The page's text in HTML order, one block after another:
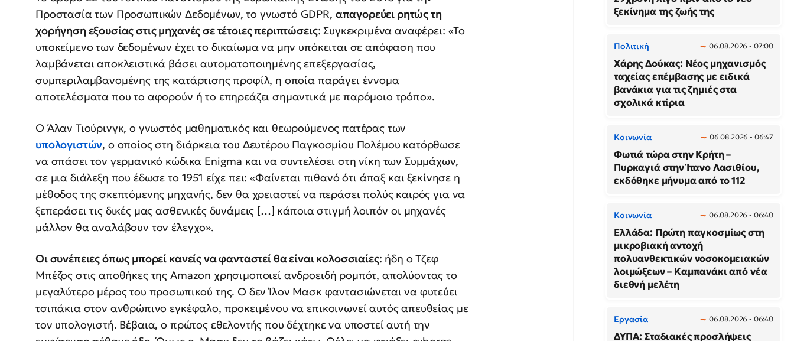
Προστασία των Προσωπικών Δεδομένων, το γνωστό GDPR, απαγορεύει ρητώς τη
χορήγηση εξουσίας στις μηχανές σε τέτοιες περιπτώσεις: Συγκεκριμένα αναφέρει: «Το
υποκείμενο των δεδομένων έχει το δικαίωμα να μην υπόκειται σε απόφαση που
λαμβάνεται αποκλειστικά βάσει αυτοματοποιημένης επεξεργασίας,
συμπεριλαμβανομένης της κατάρτισης προφίλ, η οποία παράγει έννομα
αποτελέσματα που το αφορούν ή το επηρεάζει σημαντικά με παρόμοιο τρόπο».
Ο Άλαν Τιούρινγκ, ο γνωστός μαθηματικός και θεωρούμενος πατέρας των
υπολογιστών, ο οποίος στη διάρκεια του Δευτέρου Παγκοσμίου Πολέμου κατόρθωσε
να σπάσει τον γερμανικό κώδικα Enigma και να συντελέσει στη νίκη των Συμμάχων,
σε μια διάλεξη που έδωσε το 1951 είχε πει: «Φαίνεται πιθανό ότι άπαξ και ξεκίνησε η
μέθοδος της σκεπτόμενης μηχανής, δεν θα χρειαστεί να περάσει πολύς καιρός για να
ξεπεράσει τις δικές μας ασθενικές δυνάμεις […] κάποια στιγμή λοιπόν οι μηχανές
μάλλον θα αναλάβουν τον έλεγχο».
Οι συνέπειες όπως μπορεί κανείς να φανταστεί θα είναι κολοσσιαίες: ήδη ο Τζεφ
Μπέζος στις αποθήκες της Amazon χρησιμοποιεί ανδροειδή ρομπότ, απολύοντας το
μεγαλύτερο μέρος του προσωπικού της. Ο δεν Ίλον Μασκ φαντασιώνεται να φυτεύει
τσιπάκια στον ανθρώπινο εγκέφαλο, προκειμένου να επικοινωνεί αυτός απευθείας με
τον υπολογιστή. Βέβαια, ο πρώτος εθελοντής που δέχτηκε να υποστεί αυτή την
ξεκίνημα της ζωής της
Πολιτική 06.08.2026 - 07:00
Χάρης Δούκας: Νέος μηχανισμός
ταχείας επέμβασης με ειδικά
βανάκια για τις ζημιές στα
σχολικά κτίρια
Κοινωνία 06.08.2026 - 06:47
Φωτιά τώρα στην Κρήτη –
Πυρκαγιά στην Ίτανο Λασιθίου,
εκδόθηκε μήνυμα από το 112
Κοινωνία 06.08.2026 - 06:40
Ελλάδα: Πρώτη παγκοσμίως στη
μικροβιακή αντοχή
πολυανθεκτικών νοσοκομειακών
λοιμώξεων – Καμπανάκι από νέα
διεθνή μελέτη
Εργασία 06.08.2026 - 06:40
ΔΥΠΑ: Σταδιακές προσλήψεις